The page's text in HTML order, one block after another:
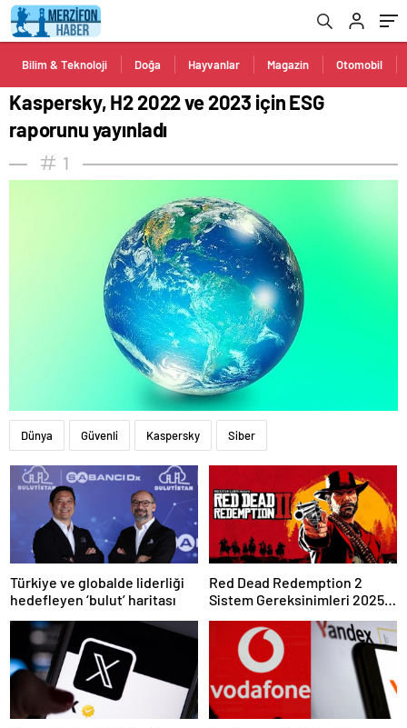
Bilim & Teknoloji Doğa Hayvanlar Magazin Otomobil
Kaspersky, H2 2022 ve 2023 için ESG
raporunu yayınladı
1
Dünya Güvenli Kaspersky Siber
Türkiye ve globalde liderliği
hedefleyen ‘bulut’ haritası
Red Dead Redemption 2
Sistem Gereksinimleri 2025:
RDR 2 Kaç GB Yer Kaplar?